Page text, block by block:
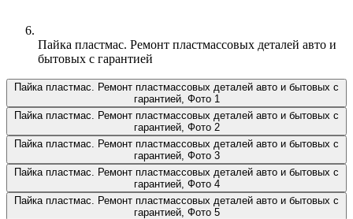
Пайка пластмас. Ремонт пластмассовых деталей авто и
бытовых с гарантией
Пайка пластмас. Ремонт пластмассовых деталей авто и бытовых с
гарантией, Фото 1
Пайка пластмас. Ремонт пластмассовых деталей авто и бытовых с
гарантией, Фото 2
Пайка пластмас. Ремонт пластмассовых деталей авто и бытовых с
гарантией, Фото 3
Пайка пластмас. Ремонт пластмассовых деталей авто и бытовых с
гарантией, Фото 4
Пайка пластмас. Ремонт пластмассовых деталей авто и бытовых с
гарантией, Фото 5